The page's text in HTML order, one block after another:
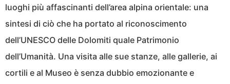
luoghi più affascinanti dell’area alpina orientale: una
sintesi di ciò che ha portato al riconoscimento
dell’UNESCO delle Dolomiti quale Patrimonio
dell’Umanità. Una visita alle sue stanze, alle gallerie, ai
cortili e al Museo è senza dubbio emozionante e